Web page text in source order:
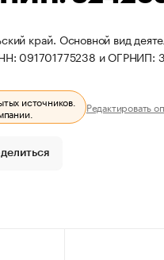
край. Основной вид
091701775238 и ОГРНИП:
источников.
Редактировать